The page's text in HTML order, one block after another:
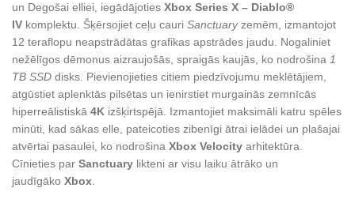
un Degošai elliei, iegādājoties Xbox Series X – Diablo®
IV komplektu. Šķērsojiet ceļu cauri Sanctuaryzemēm, izmantojot
12 teraflopu neapstrādātas grafikas apstrādes jaudu. Nogaliniet
nežēlīgos dēmonus aizraujošās, spraigās kaujās, ko nodrošina 1
TB SSD disks. Pievienojieties citiem piedzīvojumu meklētājiem,
atgūstiet aplenktās pilsētas un ienirstiet murgainās zemnīcās
hiperreālistiskā 4K izšķirtspējā. Izmantojiet maksimāli katru spēles
minūti, kad sākas elle, pateicoties zibenīgi ātrai ielādei un plašajai
atvērtai pasaulei, ko nodrošina Xbox Velocity arhitektūra.
Cīnieties par Sanctuary likteni ar visu laiku ātrāko un
jaudīgāko Xbox.